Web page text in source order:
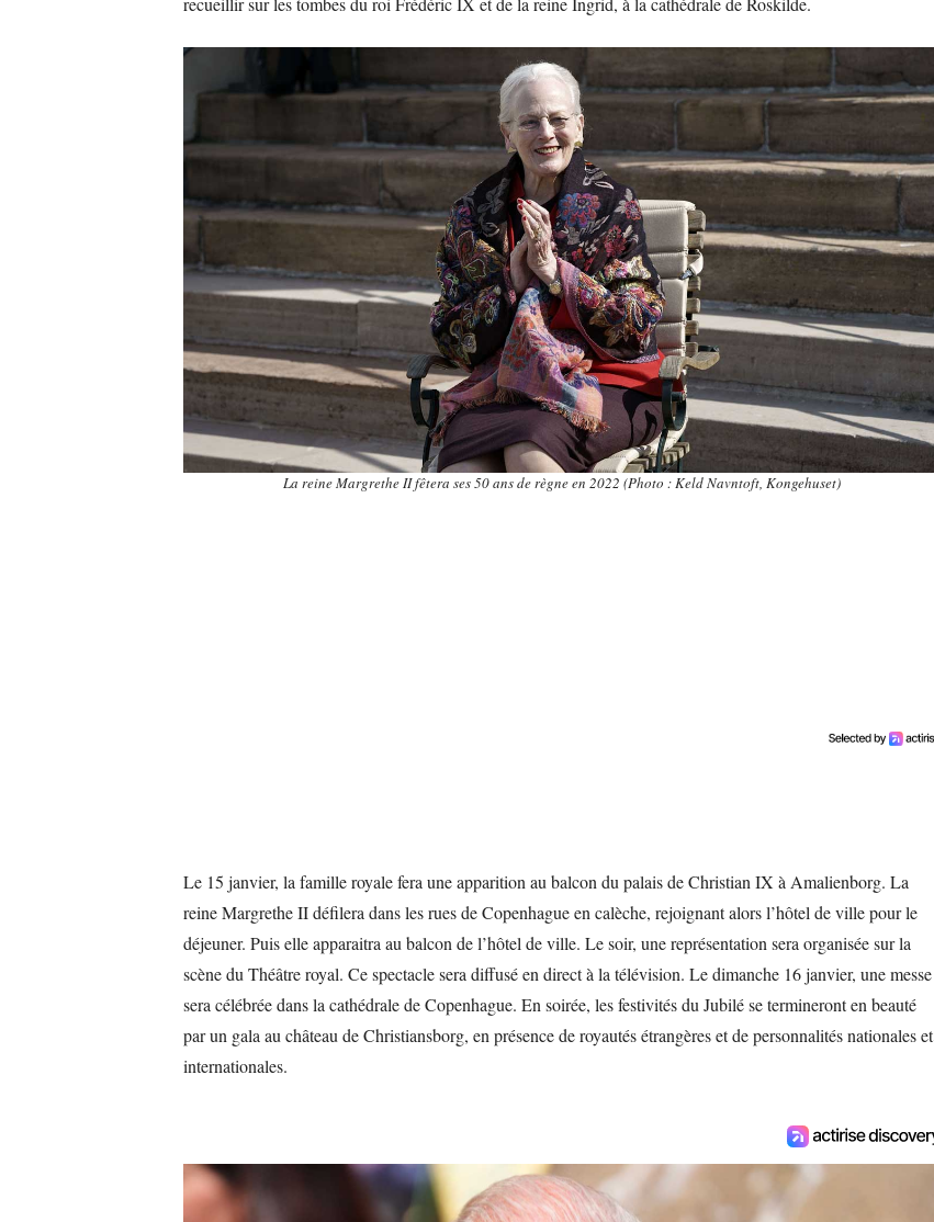
La reine Margrethe II fêtera ses 50 ans de règne en 2022 (Photo : Keld Navntoft, Kongehuset)
Le 15 janvier, la famille royale fera une apparition au balcon du palais de Christian IX à Amalienborg. La
reine Margrethe II défilera dans les rues de Copenhague en calèche, rejoignant alors l’hôtel de ville pour le
déjeuner. Puis elle apparaitra au balcon de l’hôtel de ville. Le soir, une représentation sera organisée sur la
scène du Théâtre royal. Ce spectacle sera diffusé en direct à la télévision. Le dimanche 16 janvier, une messe
sera célébrée dans la cathédrale de Copenhague. En soirée, les festivités du Jubilé se termineront en beauté
par un gala au château de Christiansborg, en présence de royautés étrangères et de personnalités nationales et
internationales.